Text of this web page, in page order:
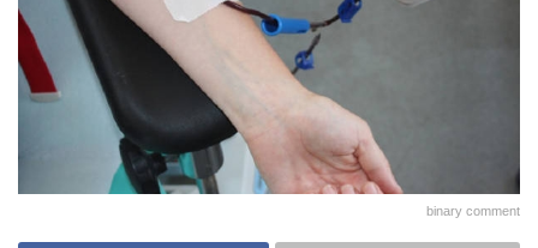
binary comment